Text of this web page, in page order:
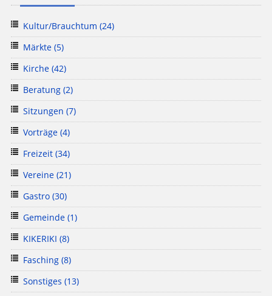
Kultur/Brauchtum (24)
Märkte (5)
Kirche (42)
Beratung (2)
Sitzungen (7)
Vorträge (4)
Freizeit (34)
Vereine (21)
Gastro (30)
Gemeinde (1)
KIKERIKI (8)
Fasching (8)
Sonstiges (13)